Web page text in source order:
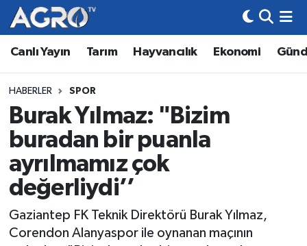
Canlı Yayın Tarım Hayvancılık Ekonomi
HABERLER SPOR
Burak Yılmaz: "Bizim
buradan bir puanla
ayrılmamız çok
değerliydi’’
Gaziantep FK Teknik Direktörü Burak Yılmaz,
Corendon Alanyaspor ile oynanan maçının
Hava Durumu
Trafik Durumu
Süper Lig Puan Durumu ve Fikstür
Tüm Manşetler
Son Dakika Haberleri
Haber Arşivi